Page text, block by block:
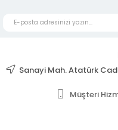
Sanayi Mah. Atatürk
Müşteri